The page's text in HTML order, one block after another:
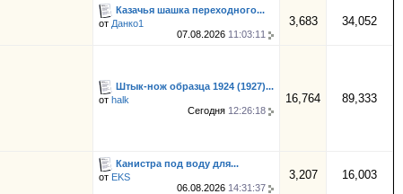
Казачья шашка переходного...
от Данко1
07.08.2026 11:03:11
3,683 34,052
Штык-нож образца 1924 (1927)...
от halk
Сегодня 12:26:18
16,764 89,333
Канистра под воду для...
от EKS
06.08.2026 14:31:37
3,207 16,003